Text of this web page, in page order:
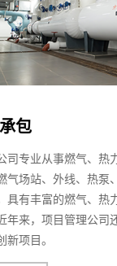
总承包，完
燃气、热力
、工程总承
构加固、精